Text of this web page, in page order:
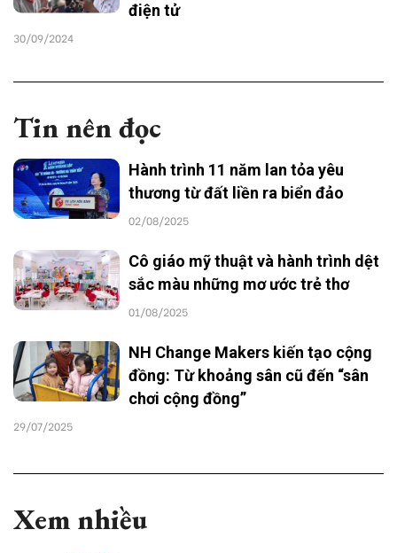
điện tử
30/09/2024
Tin nên đọc
Hành trình 11 năm lan tỏa yêu
thương từ đất liền ra biển đảo
02/08/2025
Cô giáo mỹ thuật và hành trình dệt
sắc màu những mơ ước trẻ thơ
01/08/2025
NH Change Makers kiến tạo cộng
đồng: Từ khoảng sân cũ đến “sân
chơi cộng đồng”
29/07/2025
Xem nhiều